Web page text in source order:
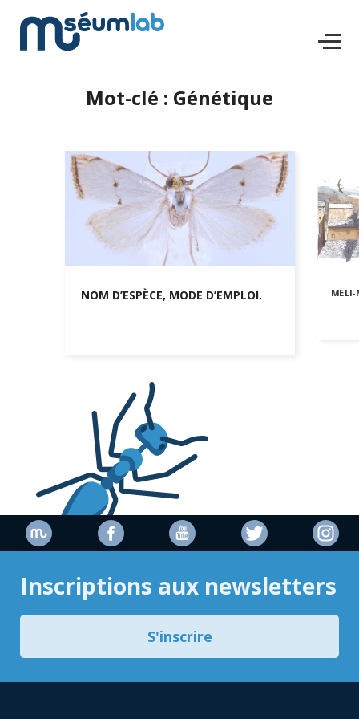
contenu
principal
Mot-clé : Génétique
NOM D’ESPÈCE, MODE D’EMPLOI. MELI-
Inscriptions aux newsletters
S'inscrire